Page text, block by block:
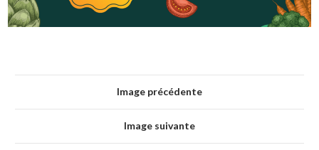
Image précédente
Image suivante